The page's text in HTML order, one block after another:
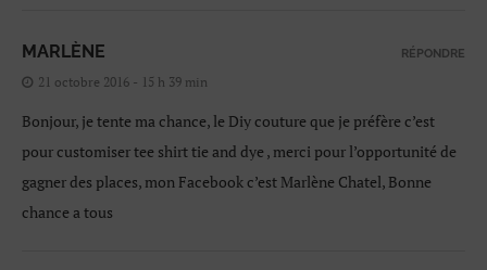
MARLÈNE
21 octobre 2016 - 15 h 39 min
Bonjour, je tente ma chance, le Diy couture que je préfère c’est
pour customiser tee shirt tie and dye , merci pour l’opportunité de
gagner des places, mon Facebook c’est Marlène Chatel, Bonne
chance a tous
RÉPONDRE